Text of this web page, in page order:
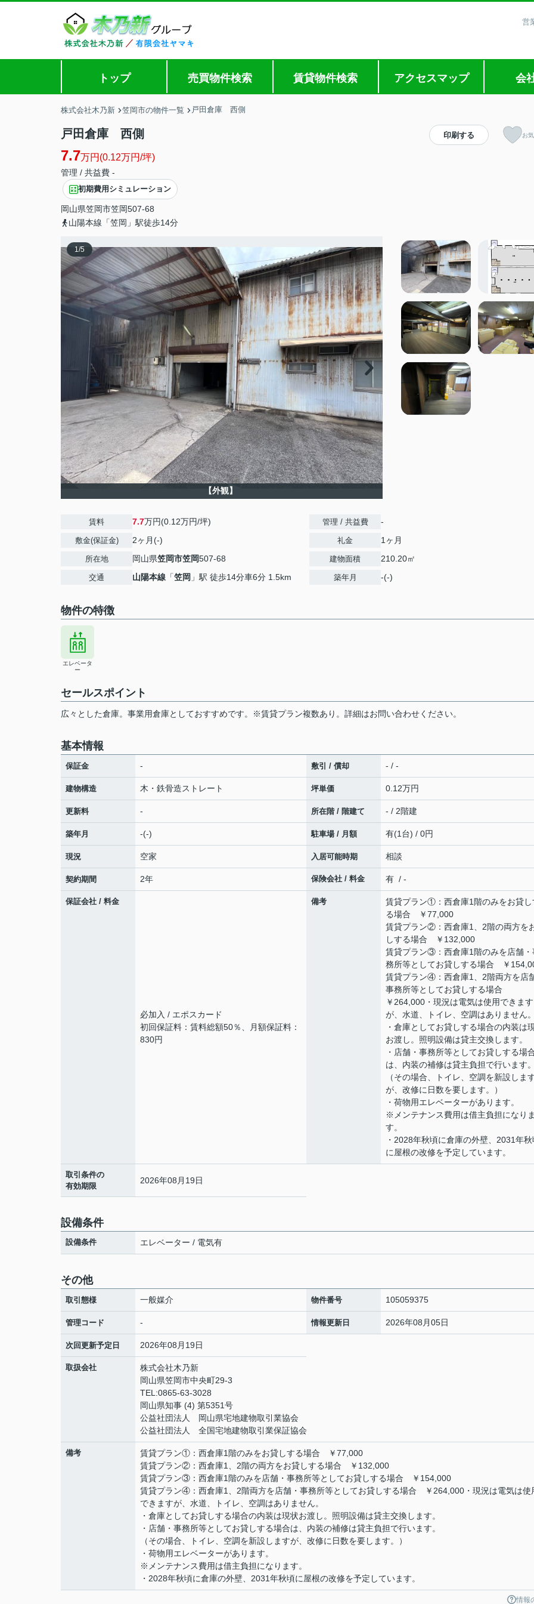
営
トップ 売買物件検索 賃貸物件検索 アクセスマップ 会
株式会社木乃新 笠岡市の物件一覧 戸田倉庫 西側
戸田倉庫 西側
7.7万円(0.12万円/坪)
管理 / 共益費 -
初期費用シミュレーション
岡山県笠岡市笠岡507-68
山陽本線「笠岡」駅徒歩14分
印刷する お
1/5
【外観】
賃料 7.7万円(0.12万円/坪)
敷金(保証金) 2ヶ月(-)
所在地 岡山県笠岡市笠岡507-68
交通 山陽本線 「笠岡 」駅 徒歩14分車6分 1.5km
管理 / 共益費 -
礼金 1ヶ月
建物面積 210.20㎡
築年月 -(-)
物件の特徴
エレベータ
ー
セールスポイント
広々とした倉庫。事業用倉庫としておすすめです。※賃貸プラン複数あり。詳細はお問い合わせください。
基本情報
保証金 - 敷引 / 償却 - / -
建物構造 木・鉄骨造ストレート 坪単価 0.12万円
更新料 - 所在階 / 階建て - / 2階建
築年月 -(-) 駐車場 / 月額 有(1台) / 0円
現況 空家 入居可能時期 相談
契約期間 2年 保険会社 / 料金 有 / -
保証会社 / 料金
必加入 / エポスカード
初回保証料：賃料総額50％、月額保証料：
830円
備考
賃貸プラン①：西倉庫1階のみをお貸し
る場合 ￥77,000
賃貸プラン②：西倉庫1、2階の両方を
しする場合 ￥132,000
賃貸プラン③：西倉庫1階のみを店舗・
務所等としてお貸しする場合 ￥
賃貸プラン④：西倉庫1、2階両方を店
事務所等としてお貸しする場合
￥264,000・現況は電気は使用できます
が、水道、トイレ、空調はありません。
・倉庫としてお貸しする場合の内装は
お渡し。照明設備は貸主交換します。
・店舗・事務所等としてお貸しする場
は、内装の補修は貸主負担で行います。
（その場合、トイレ、空調を新設しま
が、改修に日数を要します。）
・荷物用エレベーターがあります。
※メンテナンス費用は借主負担になりま
す。
・2028年秋頃に倉庫の外壁、2031年秋
に屋根の改修を予定しています。
取引条件の
有効期限
2026年08月19日
設備条件
設備条件 エレベーター / 電気有
その他
取引態様 一般媒介 物件番号 105059375
管理コード - 情報更新日 2026年08月05日
次回更新予定日 2026年08月19日
取扱会社
株式会社木乃新
岡山県笠岡市中央町29-3
TEL:0865-63-3028
岡山県知事 (4) 第5351号
公益社団法人 岡山県宅地建物取引業協会
公益社団法人 全国宅地建物取引業保証協会
備考
賃貸プラン①：西倉庫1階のみをお貸しする場合 ￥77,000
賃貸プラン②：西倉庫1、2階の両方をお貸しする場合 ￥132,000
賃貸プラン③：西倉庫1階のみを店舗・事務所等としてお貸しする場合 ￥154,000
賃貸プラン④：西倉庫1、2階両方を店舗・事務所等としてお貸しする場合 ￥264,000・現況は電気は使
できますが、水道、トイレ、空調はありません。
・倉庫としてお貸しする場合の内装は現状お渡し。照明設備は貸主交換します。
・店舗・事務所等としてお貸しする場合は、内装の補修は貸主負担で行います。
（その場合、トイレ、空調を新設しますが、改修に日数を要します。）
・荷物用エレベーターがあります。
※メンテナンス費用は借主負担になります。
・2028年秋頃に倉庫の外壁、2031年秋頃に屋根の改修を予定しています。
情報